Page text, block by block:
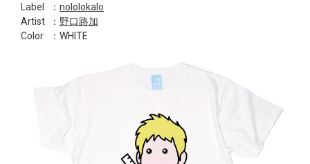
Label ： nololokalo
Artist
： 野口路加
Color
：WHITE